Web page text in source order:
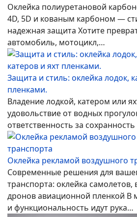
Оклейка полиуретановой
4D, 5D и кованым карбоном —
надежная защита Хотите
автомобиль, мотоцикл,…
Защита и стиль: оклейка лодок,
пленками.
Владение лодкой, катером или
удовольствие от водных
ответственность за
Оклейка рекламой воздушного
Современные решения для
транспорта: оклейка самолетов,
дронов авиационной пленкой В
и функциональность идут рука…